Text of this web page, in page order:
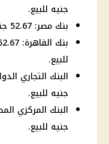
جنيه للبيع.
بنك مصر: 52.67 جنيه للشراء – 52.77 جنيه للبيع.
للبيع.
جنيه للبيع.
جنيه للبيع.